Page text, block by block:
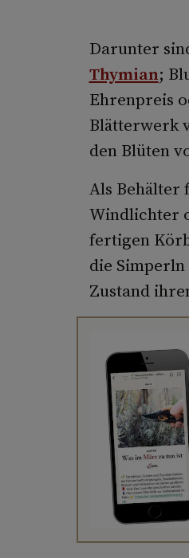
Darunter
Thymian;
Ehrenpreis
Blätterwerk
den Blüten
Als Behälter
Windlichter
fertigen
die
Zustand